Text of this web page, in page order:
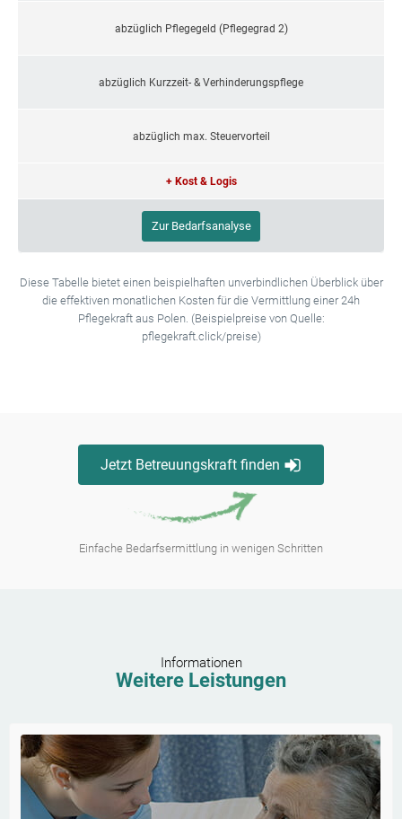
abzüglich Pflegegeld (Pflegegrad 2)
abzüglich Kurzzeit- & Verhinderungspflege
abzüglich max. Steuervorteil
+ Kost & Logis
Zur Bedarfsanalyse
Diese Tabelle bietet einen beispielhaften unverbindlichen Überblick über
die effektiven monatlichen Kosten für die Vermittlung einer 24h
Pflegekraft aus Polen. (Beispielpreise von Quelle:
pflegekraft.click/preise)
Jetzt Betreuungskraft finden
Einfache Bedarfsermittlung in wenigen Schritten
Informationen
Weitere Leistungen